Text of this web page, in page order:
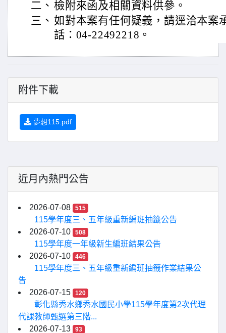
二、 檢附來函及相關資料供參。
三、 如對本案有任何疑義，請逕洽本案
話：04-22492218。
附件下載
夢想115.pdf
近月內熱門公告
2026-07-08 515
115學年度三、五年級重新編班抽籤公告
2026-07-10
508
115學年度一年級新生編班結果公告
2026-07-10
446
115學年度三、五年級重新編班抽籤作業結果公
告
2026-07-15
120
彰化縣秀水鄉秀水國民小學115學年度第2次代理
代課教師甄選第三階...
2026-07-13
93